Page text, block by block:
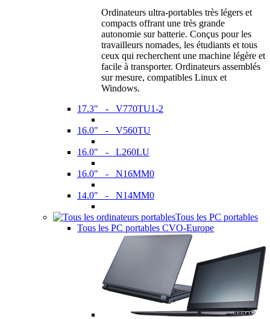
Ordinateurs ultra-portables très légers et
compacts offrant une très grande
autonomie sur batterie. Conçus pour les
travailleurs nomades, les étudiants et tous
ceux qui recherchent une machine légère et
facile à transporter. Ordinateurs assemblés
sur mesure, compatibles Linux et
Windows.
17.3" - V770TU1-2
16.0" - V560TU
16.0" - L260LU
16.0" - N16MM0
14.0" - N14MM0
Tous les PC portables
Tous les PC portables CVO-Europe